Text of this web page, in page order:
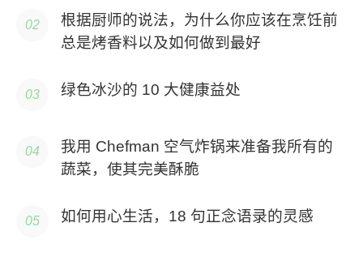
根据厨师的说法，为什么你应该在烹饪前
总是烤香料以及如何做到最好
绿色冰沙的 10 大健康益处
我用 Chefman 空气炸锅来准备我所有的
蔬菜，使其完美酥脆
如何用心生活，18 句正念语录的灵感